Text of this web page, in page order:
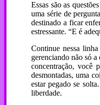
Essas são as
uma série de
destinado a ficar
estressante. “E é
Continue nessa
gerenciando não só
concentração, você
desmontadas, uma
estar pegado se
liberdade.